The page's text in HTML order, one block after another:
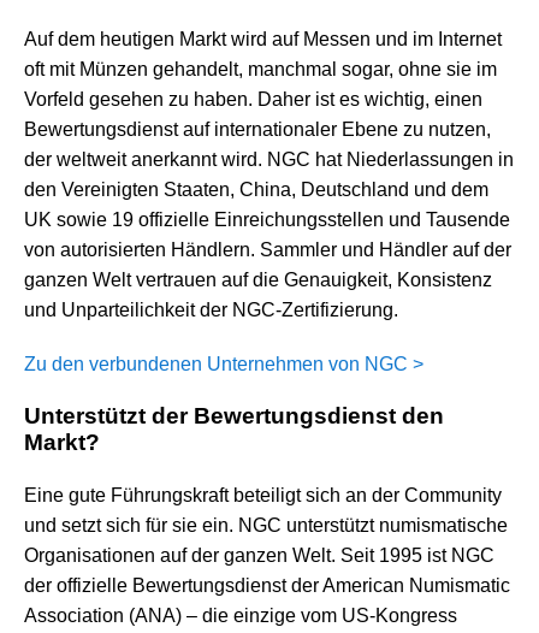
Auf dem heutigen Markt wird auf Messen und im Internet
oft mit Münzen gehandelt, manchmal sogar, ohne sie im
Vorfeld gesehen zu haben. Daher ist es wichtig, einen
Bewertungsdienst auf internationaler Ebene zu nutzen,
der weltweit anerkannt wird. NGC hat Niederlassungen in
den Vereinigten Staaten, China, Deutschland und dem
UK sowie 19 offizielle Einreichungsstellen und Tausende
von autorisierten Händlern. Sammler und Händler auf der
ganzen Welt vertrauen auf die Genauigkeit, Konsistenz
und Unparteilichkeit der NGC-Zertifizierung.
Zu den verbundenen Unternehmen von NGC >
Unterstützt der Bewertungsdienst den
Markt?
Eine gute Führungskraft beteiligt sich an der Community
und setzt sich für sie ein. NGC unterstützt numismatische
Organisationen auf der ganzen Welt. Seit 1995 ist NGC
der offizielle Bewertungsdienst der American Numismatic
Association (ANA) – die einzige vom US-Kongress